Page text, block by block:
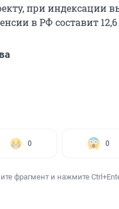
при индексации
в РФ составит
0 0
фрагмент и нажмите